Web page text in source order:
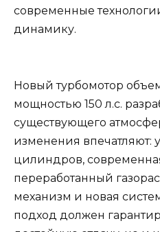
современные
динамику.
Новый турбомотор
мощностью 150 л.с.
существующего
изменения впечатляют:
цилиндров,
переработанный
механизм и новая
подход должен